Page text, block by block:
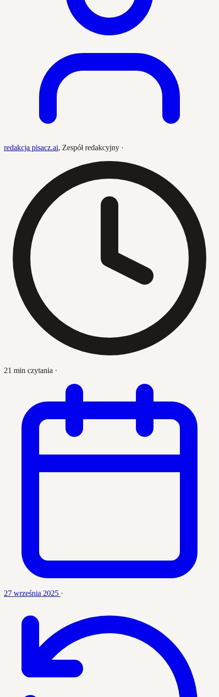
redakcja pisacz.ai, Zespół redakcyjny ·
21 min czytania ·
27 września 2025 ·